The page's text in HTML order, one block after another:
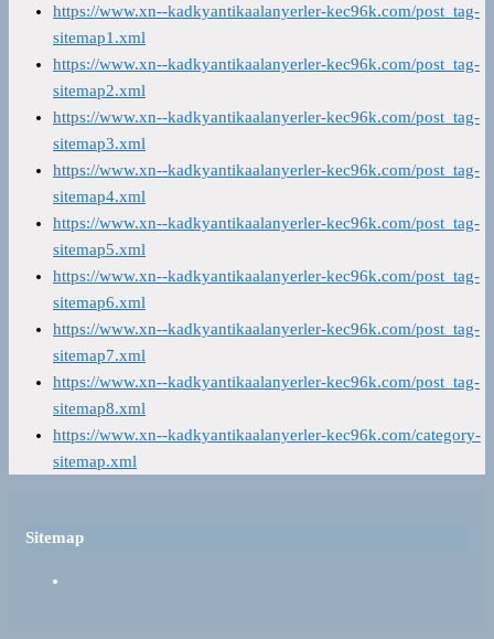
https://www.xn--kadkyantikaalanyerler-kec96k.com/post_tag-
sitemap1.xml
https://www.xn--kadkyantikaalanyerler-kec96k.com/post_tag-
sitemap2.xml
https://www.xn--kadkyantikaalanyerler-kec96k.com/post_tag-
sitemap3.xml
https://www.xn--kadkyantikaalanyerler-kec96k.com/post_tag-
sitemap4.xml
https://www.xn--kadkyantikaalanyerler-kec96k.com/post_tag-
sitemap5.xml
https://www.xn--kadkyantikaalanyerler-kec96k.com/post_tag-
sitemap6.xml
https://www.xn--kadkyantikaalanyerler-kec96k.com/post_tag-
sitemap7.xml
https://www.xn--kadkyantikaalanyerler-kec96k.com/post_tag-
sitemap8.xml
https://www.xn--kadkyantikaalanyerler-kec96k.com/category-
sitemap.xml
Sitemap